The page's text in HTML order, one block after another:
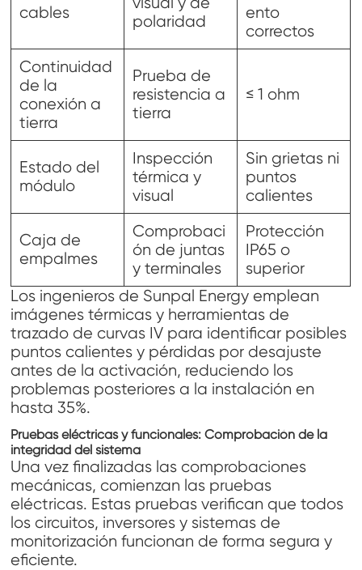
cables
polaridad
ento
correctos
Continuidad
de la
conexión a
tierra
Prueba de
resistencia a
tierra
≤ 1 ohm
Estado del
módulo
Inspección
térmica y
visual
Sin grietas ni
puntos
calientes
Caja de
empalmes
Comprobaci
ón de juntas
y terminales
Protección
IP65 o
superior
Los ingenieros de Sunpal Energy emplean
imágenes térmicas y herramientas de
trazado de curvas IV para identificar posibles
puntos calientes y pérdidas por desajuste
antes de la activación, reduciendo los
problemas posteriores a la instalación en
hasta 35%.
Pruebas eléctricas y funcionales: Comprobación de la
integridad del sistema
Una vez finalizadas las comprobaciones
mecánicas, comienzan las pruebas
eléctricas. Estas pruebas verifican que todos
los circuitos, inversores y sistemas de
monitorización funcionan de forma segura y
eficiente.